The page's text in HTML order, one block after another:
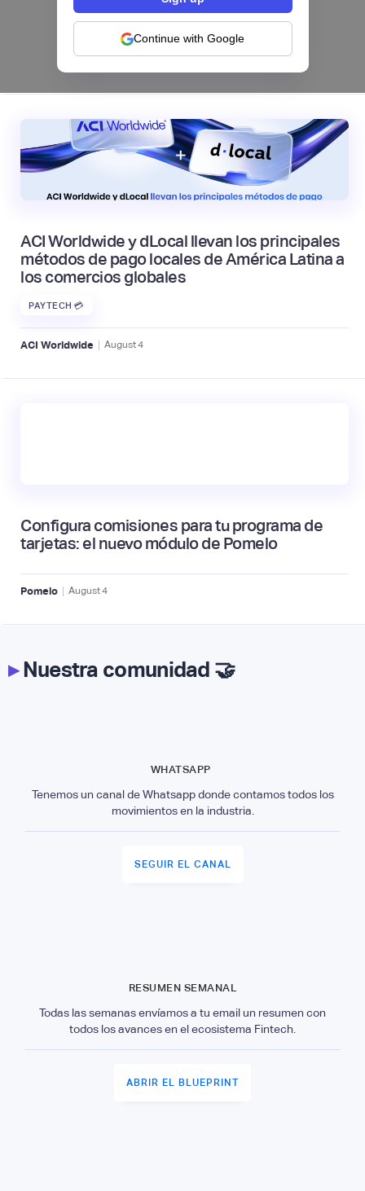
Continue with Google
categorías frente a la IA | Mambu
ACI Worldwide y dLocal llevan los principales
métodos de pago locales de América Latina a
los comercios globales
PAYTECH 💳
ACI Worldwide | August4
Configura comisiones para tu programa de
tarjetas: el nuevo módulo de Pomelo
Pomelo | August4
▸Nuestra comunidad 🤝
WHATSAPP
Tenemos un canal de Whatsapp donde contamos todos los
movimientos en la industria.
SEGUIR EL CANAL
RESUMEN SEMANAL
Todas las semanas envíamos a tu email un resumen con
todos los avances en el ecosistema Fintech.
ABRIR EL BLUEPRINT